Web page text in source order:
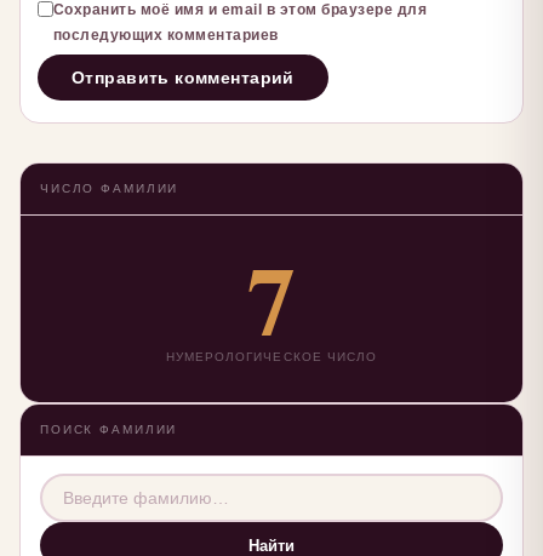
Сохранить моё имя и email в этом браузере для
последующих комментариев
ЧИСЛО ФАМИЛИИ
7
НУМЕРОЛОГИЧЕСКОЕ ЧИСЛО
ПОИСК ФАМИЛИИ
Найти